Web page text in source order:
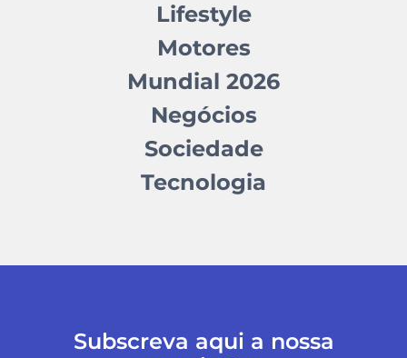
Lifestyle
Motores
Mundial 2026
Negócios
Sociedade
Tecnologia
Subscreva aqui a nossa